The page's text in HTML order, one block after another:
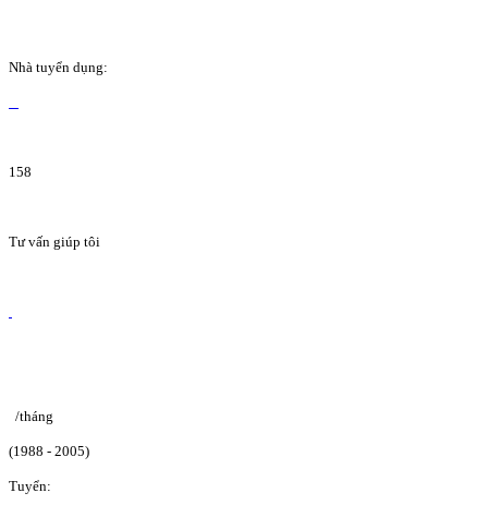
Nhà tuyển dụng:
158
Tư vấn giúp tôi
/tháng
(1988 - 2005)
Tuyển: